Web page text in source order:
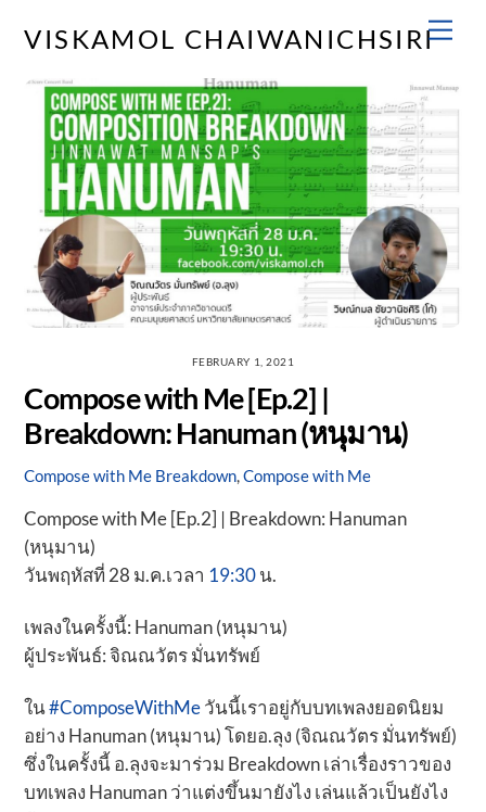
VISKAMOL CHAIWANICHSIRI
FEBRUARY 1, 2021
Compose with Me [Ep.2] |
Breakdown: Hanuman (หนุมาน)
Compose with Me Breakdown,Compose with Me
Compose with Me [Ep.2] | Breakdown: Hanuman
(หนุมาน)
วันพฤหัสที่ 28 ม.ค.เวลา 19:30น.
เพลงในครั้งนี้: Hanuman (หนุมาน)
ผู้ประพันธ์: จิณณวัตร มั่นทรัพย์
ใน#ComposeWithMeวันนี้เราอยู่กับบทเพลงยอดนิยม
อย่าง Hanuman (หนุมาน) โดยอ.ลุง (จิณณวัตร มั่นทรัพย์)
ซึ่งในครั้งนี้ อ.ลุงจะมาร่วม Breakdown เล่าเรื่องราวของ
บทเพลง Hanuman ว่าแต่งขึ้นมายังไง เล่นแล้วเป็นยังไง